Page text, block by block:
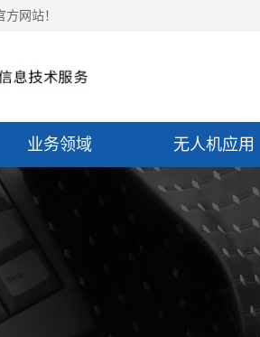
网站！
业务领域 无人机应用